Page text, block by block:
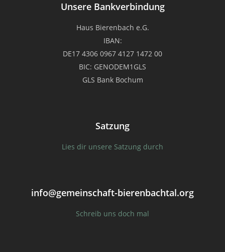
Unsere Bankverbindung
Haus Bierenbach e.G.
IBAN:
DE17 4306 0967 4127 1472 00
BIC: GENODEM1GLS
GLS Bank Bochum
Satzung
Lies dir unsere Satzung durch
info@gemeinschaft-bierenbachtal.org
Schreib uns doch mal